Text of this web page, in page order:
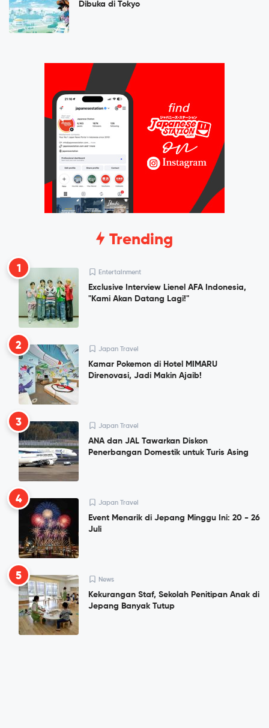
Dibuka di Tokyo
Trending
1 Entertainment
Exclusive Interview Lienel AFA Indonesia,
"Kami Akan Datang Lagi!"
2 Japan Travel
Kamar Pokemon di Hotel MIMARU
Direnovasi, Jadi Makin Ajaib!
3 Japan Travel
ANA dan JAL Tawarkan Diskon
Penerbangan Domestik untuk Turis Asing
4 Japan Travel
Event Menarik di Jepang Minggu Ini: 20 - 26
Juli
5 News
Kekurangan Staf, Sekolah Penitipan Anak di
Jepang Banyak Tutup